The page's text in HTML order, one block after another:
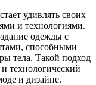
удивлять своих
и технологиями.
одежды с
способными
тела. Такой подход
технологический
и дизайне.